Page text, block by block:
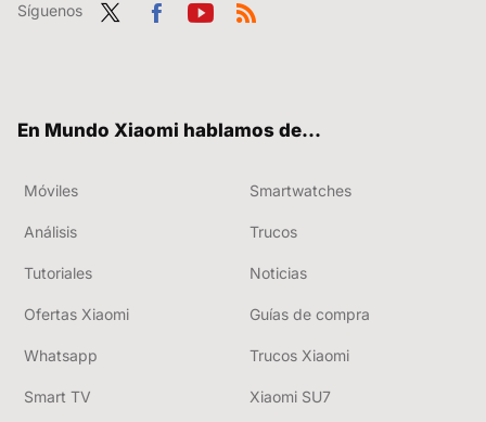
Síguenos
En Mundo Xiaomi hablamos de...
Móviles Smartwatches
Análisis Trucos
Tutoriales Noticias
Ofertas Xiaomi Guías de compra
Whatsapp Trucos Xiaomi
Smart TV Xiaomi SU7